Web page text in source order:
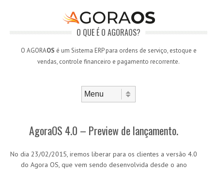
O QUE É O AGORAOS?
O AGORAOS é um Sistema ERP para ordens de serviço, estoque e
vendas, controle financeiro e pagamento recorrente.
AgoraOS 4.0 – Preview de lançamento.
No dia 23/02/2015, iremos liberar para os clientes a versão 4.0
do Agora OS, que vem sendo desenvolvida desde o ano